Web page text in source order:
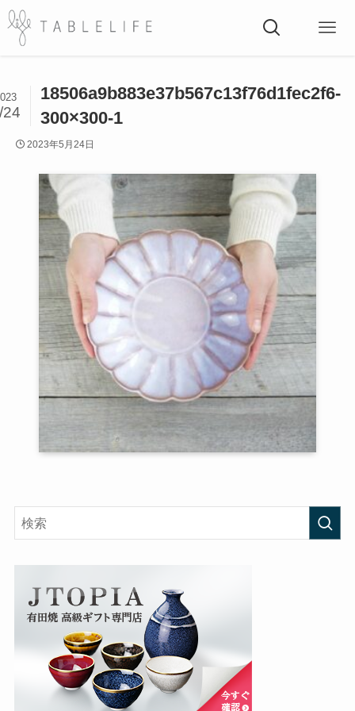
18506a9b883e37b567c13f76d1fec2f6-
300×300-1
24
2023年5月24日